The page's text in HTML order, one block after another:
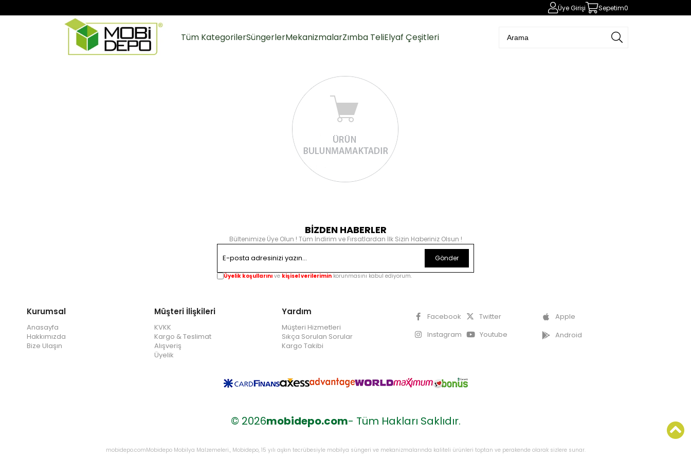
Üye Girişi Sepetim0
Tüm KategorilerSüngerlerMekanizmalarZımba TeliElyaf Çeşitleri
BİZDEN HABERLER
Bültenimize Üye Olun ! Tüm İndirim ve Fırsatlardan İlk Sizin Haberiniz Olsun !
Gönder
Üyelik koşullarını ve kişisel verilerimin korunmasını kabul ediyorum.
Kurumsal
Anasayfa
Hakkımızda
Bize Ulaşın
Müşteri İlişkileri
KVKK
Kargo & Teslimat
Alışveriş
Üyelik
Yardım
Müşteri Hizmetleri
Sıkça Sorulan Sorular
Kargo Takibi
Facebook
Twitter
Instagram
Youtube
Apple
Android
© 2026mobidepo.com- Tüm Hakları Saklıdır.
mobidepo.comMobidepo Mobilya Malzemeleri., Mobidepo, 15 yılı aşkın tecrübesiyle mobilya süngeri ve mekanizmalarında kaliteli ürünleri toptan ve perakende olarak sizlere sunar.